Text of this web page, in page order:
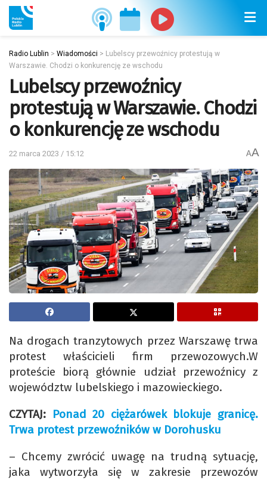
Radio Lublin > Wiadomości > Lubelscy przewoźnicy protestują w
Warszawie. Chodzi o konkurencję ze wschodu
Lubelscy przewoźnicy
protestują w Warszawie. Chodzi
o konkurencję ze wschodu
22 marca 2023 / 15:12 AA
Na drogach tranzytowych przez Warszawę trwa
protest właścicieli firm przewozowych.W
proteście biorą głównie udział przewoźnicy z
województw lubelskiego i mazowieckiego.
CZYTAJ: Ponad 20 ciężarówek blokuje granicę.
Trwa protest przewoźników w Dorohusku
– Chcemy zwrócić uwagę na trudną sytuację,
jaka wytworzyła się w zakresie przewozów